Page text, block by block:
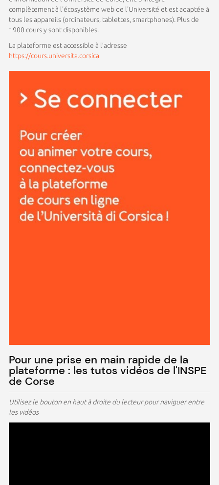
complètement à l'écosystème web de l'Université et est adaptée à
tous les appareils (ordinateurs, tablettes, smartphones). Plus de
1900 cours y sont disponibles.
La plateforme est accessible à l’adresse
https://cours.universita.corsica
Pour une prise en main rapide de la
plateforme : les tutos vidéos de l'INSPE
de Corse
Utilisez le bouton en haut à droite du lecteur pour naviguer entre
les vidéos